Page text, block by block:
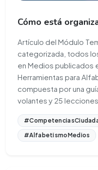
Cómo está
Artículo del Módulo
categorizada, todos
en Medios publicados
Herramientas para
compuesta por una
volantes y 25
#AlfabetismoMedios